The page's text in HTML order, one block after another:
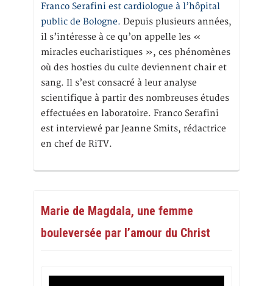
Franco Serafini est cardiologue à l’hôpital
public de Bologne. Depuis plusieurs années,
il s’intéresse à ce qu’on appelle les «
miracles eucharistiques », ces phénomènes
où des hosties du culte deviennent chair et
sang. Il s’est consacré à leur analyse
scientifique à partir des nombreuses études
effectuées en laboratoire. Franco Serafini
est interviewé par Jeanne Smits, rédactrice
en chef de RiTV.
Marie de Magdala, une femme
bouleversée par l’amour du Christ